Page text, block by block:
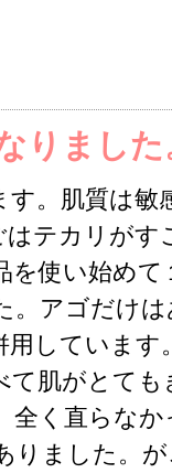
りました
。肌質は
テカリが
を使い始め
。アゴだけ
用していま
て肌がとて
全く直らな
りました。